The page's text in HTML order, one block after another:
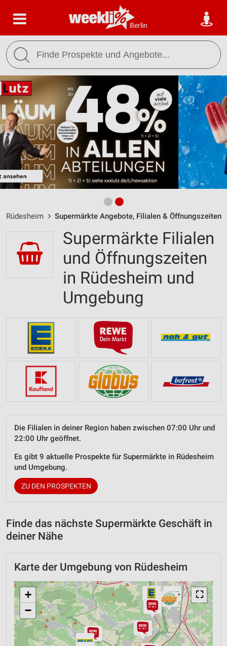
Berlin
Rüdesheim Supermärkte Angebote, Filialen & Öffnungszeiten
Supermärkte Filialen
und Öffnungszeiten
in Rüdesheim und
Umgebung
Die Filialen in deiner Region haben zwischen 07:00 Uhr und
22:00 Uhr geöffnet.
Es gibt 9 aktuelle Prospekte für Supermärkte in Rüdesheim
und Umgebung.
ZU DEN PROSPEKTEN
Finde das nächste Supermärkte Geschäft in
deiner Nähe
Karte der Umgebung von Rüdesheim
⛶
+
−